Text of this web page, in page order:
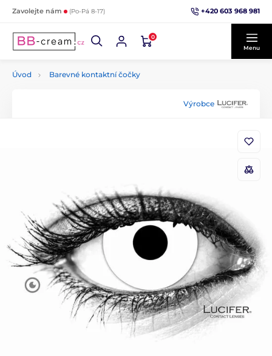
Zavolejte nám (Po-Pá 8-17) +420 603 968 981
0
Menu
Úvod Barevné kontaktní čočky
Výrobce